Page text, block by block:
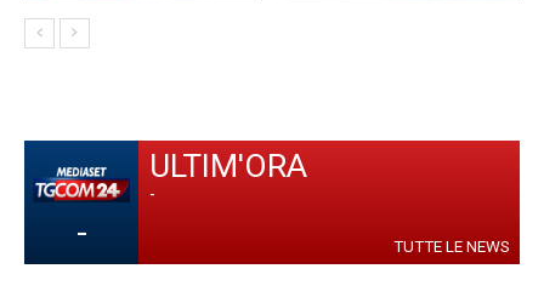
-
ULTIM'ORA
-
TUTTE LE NEWS